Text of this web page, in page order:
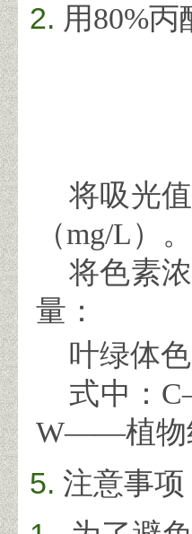
用80%丙
将吸光
（mg/L）。
将色素
量：
叶绿体
式中：
W——植
注意事项